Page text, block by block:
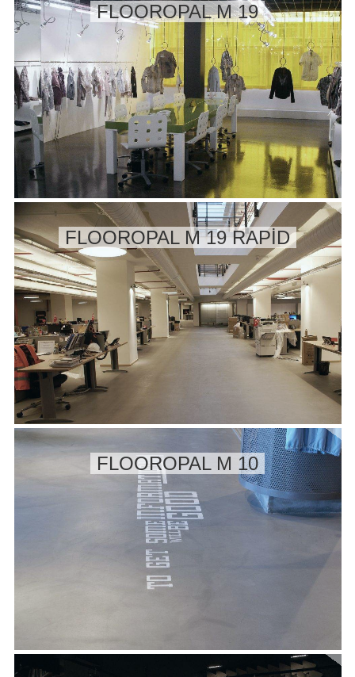
FLOOROPAL M 19
FLOOROPAL M 19 RAPİD
FLOOROPAL M 10